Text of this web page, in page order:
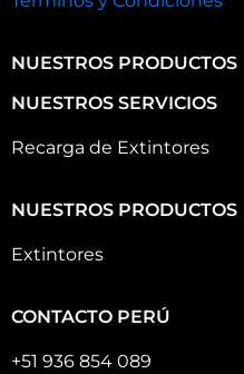
NUESTROS PRODUCTOS
NUESTROS SERVICIOS
Recarga de Extintores
NUESTROS PRODUCTOS
Extintores
CONTACTO PERÚ
+51 936 854 089